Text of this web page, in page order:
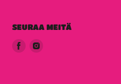
SEURAA MEITÄ
LöydäLöydä